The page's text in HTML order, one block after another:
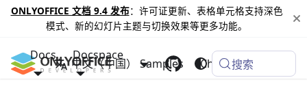
ONLYOFFICE 文档 9.4 发布：许可证更新、表格单元格支持深色
模式、新的幻灯片主题与切换效果等更多功能。
Docs Docspace
Samples Changelog
中文（中国） 搜索